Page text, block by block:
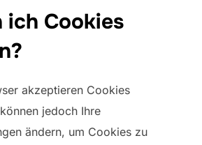
ich Cookies
akzeptieren Cookies
jedoch Ihre
ändern, um Cookies zu